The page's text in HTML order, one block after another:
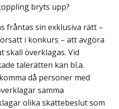
bryts upp?
fråntas sin exklusiva rätt –
i konkurs – att avgöra
skall överklagas. Vid
talerätten kan bl.a.
då personer med
samma
olika skattebeslut som